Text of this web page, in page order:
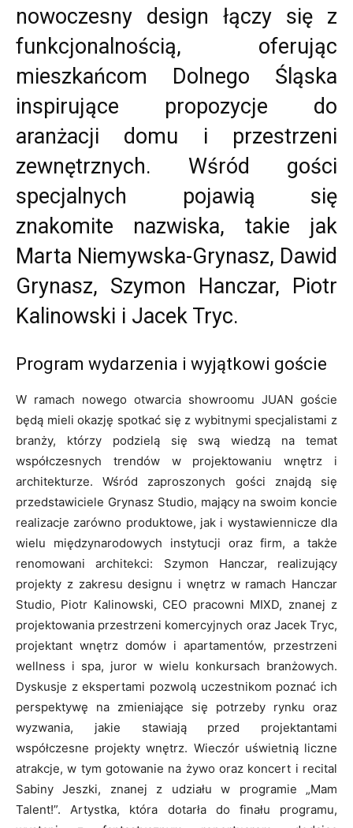
nowoczesny design łączy się z
funkcjonalnością, oferując
mieszkańcom Dolnego Śląska
inspirujące propozycje do
aranżacji domu i przestrzeni
zewnętrznych. Wśród gości
specjalnych pojawią się
znakomite nazwiska, takie jak
Marta Niemywska-Grynasz, Dawid
Grynasz, Szymon Hanczar, Piotr
Kalinowski i Jacek Tryc.
Program wydarzenia i wyjątkowi goście
W ramach nowego otwarcia showroomu JUAN goście
będą mieli okazję spotkać się z wybitnymi specjalistami z
branży, którzy podzielą się swą wiedzą na temat
współczesnych trendów w projektowaniu wnętrz i
architekturze. Wśród zaproszonych gości znajdą się
przedstawiciele Grynasz Studio, mający na swoim koncie
realizacje zarówno produktowe, jak i wystawiennicze dla
wielu międzynarodowych instytucji oraz firm, a także
renomowani architekci: Szymon Hanczar, realizujący
projekty z zakresu designu i wnętrz w ramach Hanczar
Studio, Piotr Kalinowski, CEO pracowni MIXD, znanej z
projektowania przestrzeni komercyjnych oraz Jacek Tryc,
projektant wnętrz domów i apartamentów, przestrzeni
wellness i spa, juror w wielu konkursach branżowych.
Dyskusje z ekspertami pozwolą uczestnikom poznać ich
perspektywę na zmieniające się potrzeby rynku oraz
wyzwania, jakie stawiają przed projektantami
współczesne projekty wnętrz. Wieczór uświetnią liczne
atrakcje, w tym gotowanie na żywo oraz koncert i recital
Sabiny Jeszki, znanej z udziału w programie „Mam
Talent!”. Artystka, która dotarła do finału programu,